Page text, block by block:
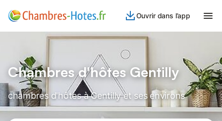
Ouvrir dans l’app
Chambres d'hôtes Gentilly
chambres d'hôtes à Gentilly et ses environs